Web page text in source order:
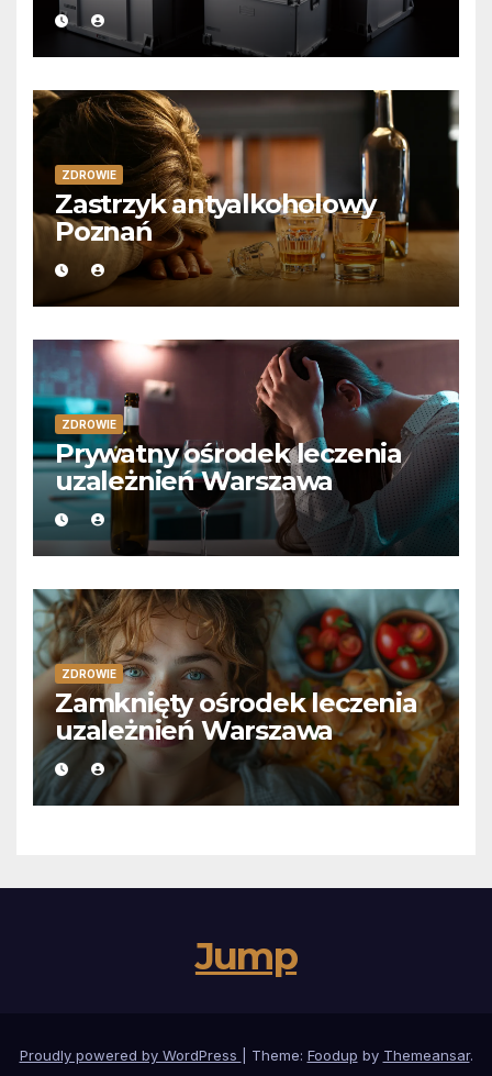
ZDROWIE
Zastrzyk antyalkoholowy
Poznań
ZDROWIE
Prywatny ośrodek leczenia
uzależnień Warszawa
ZDROWIE
Zamknięty ośrodek leczenia
uzależnień Warszawa
Jump
Proudly powered by WordPress Theme: Foodup by Themeansar.